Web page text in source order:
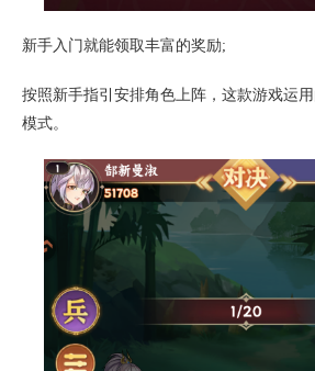
新手入门就能领取丰富的奖励;
按照新手指引安排角色上阵，这款游戏运
模式。